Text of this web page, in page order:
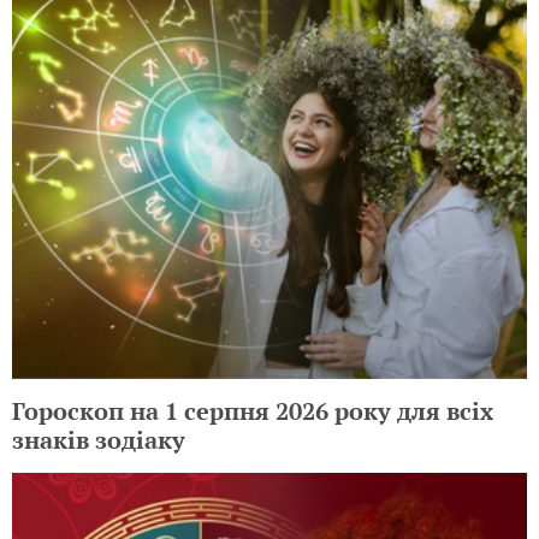
Гороскоп на 1 серпня 2026 року для всіх
знаків зодіаку